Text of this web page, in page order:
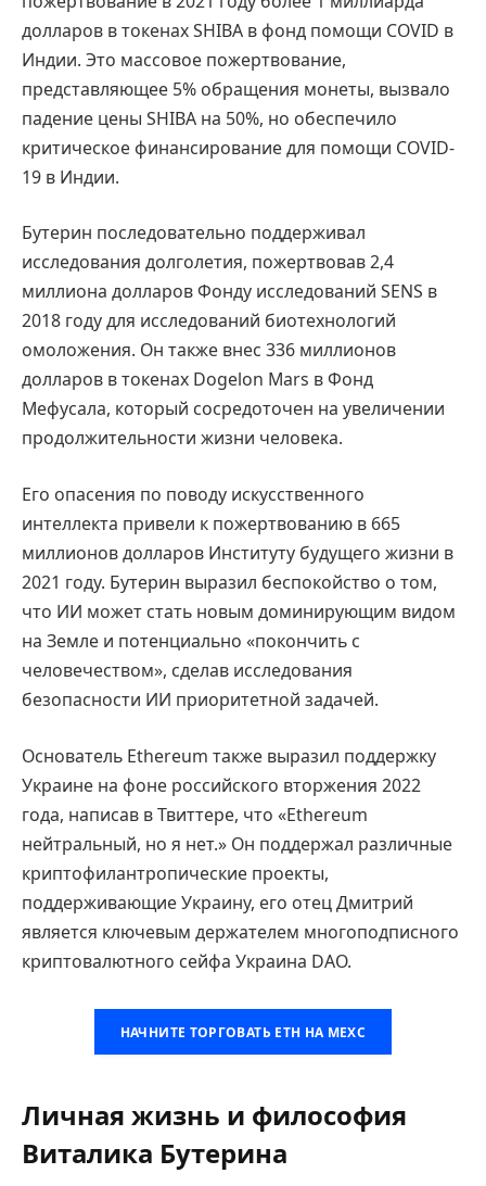
долларов в токенах SHIBA в фонд помощи COVID в
Индии. Это массовое пожертвование,
представляющее 5% обращения монеты, вызвало
падение цены SHIBA на 50%, но обеспечило
критическое финансирование для помощи COVID-
19 в Индии.
Бутерин последовательно поддерживал
исследования долголетия, пожертвовав 2,4
миллиона долларов Фонду исследований SENS в
2018 году для исследований биотехнологий
омоложения. Он также внес 336 миллионов
долларов в токенах Dogelon Mars в Фонд
Мефусала, который сосредоточен на увеличении
продолжительности жизни человека.
Его опасения по поводу искусственного
интеллекта привели к пожертвованию в 665
миллионов долларов Институту будущего жизни в
2021 году. Бутерин выразил беспокойство о том,
что ИИ может стать новым доминирующим видом
на Земле и потенциально «покончить с
человечеством», сделав исследования
безопасности ИИ приоритетной задачей.
Основатель Ethereum также выразил поддержку
Украине на фоне российского вторжения 2022
года, написав в Твиттере, что «Ethereum
нейтральный, но я нет.» Он поддержал различные
криптофилантропические проекты,
поддерживающие Украину, его отец Дмитрий
является ключевым держателем многоподписного
криптовалютного сейфа Украина DAO.
НАЧНИТЕ ТОРГОВАТЬ ETH НА MEXC
Личная жизнь и философия
Виталика Бутерина